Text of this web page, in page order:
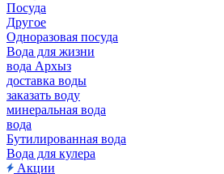
Посуда
Другое
Одноразовая посуда
Вода для жизни
вода Архыз
доставка воды
заказать воду
минеральная вода
вода
Бутилированная вода
Вода для кулера
Акции